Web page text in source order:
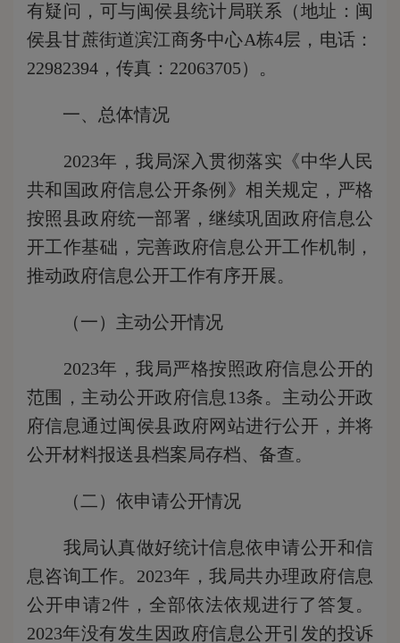
有疑问，可与闽侯县统计局联系（地址：闽
侯县甘蔗街道滨江商务中心A栋4层，电话：
22982394，传真：22063705）。
一、总体情况
2023年，我局深入贯彻落实《中华人民
共和国政府信息公开条例》相关规定，严格
按照县政府统一部署，继续巩固政府信息公
开工作基础，完善政府信息公开工作机制，
推动政府信息公开工作有序开展。
（一）主动公开情况
2023年，我局严格按照政府信息公开的
范围，主动公开政府信息13条。主动公开政
府信息通过闽侯县政府网站进行公开，并将
公开材料报送县档案局存档、备查。
（二）依申请公开情况
我局认真做好统计信息依申请公开和信
息咨询工作。2023年，我局共办理政府信息
公开申请2件，全部依法依规进行了答复。
2023年没有发生因政府信息公开引发的投诉